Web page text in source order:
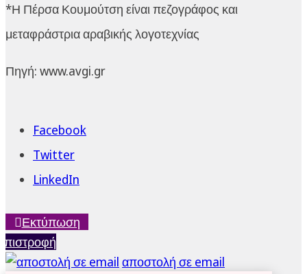
*Η Πέρσα Κουμούτση είναι πεζογράφος και
μεταφράστρια αραβικής λογοτεχνίας
Πηγή: www.avgi.gr
Facebook
Twitter
LinkedIn
Εκτύπωση
αποστολή σε email